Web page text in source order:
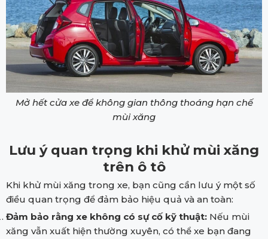
Mở hết cửa xe để không gian thông thoáng hạn chế
mùi xăng
Lưu ý quan trọng khi khử mùi xăng
trên ô tô
Khi khử mùi xăng trong xe, bạn cũng cần lưu ý một số
điều quan trọng để đảm bảo hiệu quả và an toàn:
Đảm bảo rằng xe không có sự cố kỹ thuật: Nếu mùi
xăng vẫn xuất hiện thường xuyên, có thể xe bạn đang